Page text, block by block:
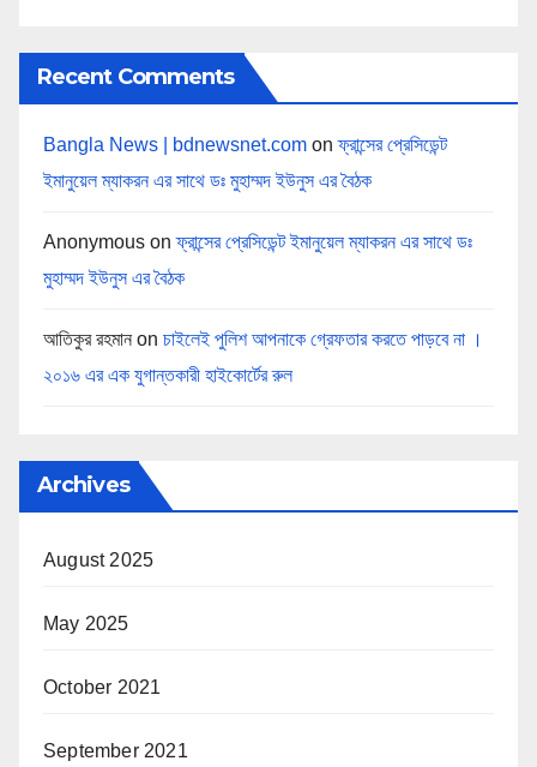
Recent Comments
Bangla News | bdnewsnet.com onফ্রান্সের প্রেসিডেন্ট
ইমানুয়েল ম্যাকরন এর সাথে ডঃ মুহাম্মদ ইউনুস এর বৈঠক
Anonymous onফ্রান্সের প্রেসিডেন্ট ইমানুয়েল ম্যাকরন এর সাথে ডঃ
মুহাম্মদ ইউনুস এর বৈঠক
আতিকুর রহমান on চাইলেই পুলিশ আপনাকে গ্রেফতার করতে পাড়বে না ।
২০১৬ এর এক যুগান্তকারী হাইকোর্টের রুল
Archives
August 2025
May 2025
October 2021
September 2021